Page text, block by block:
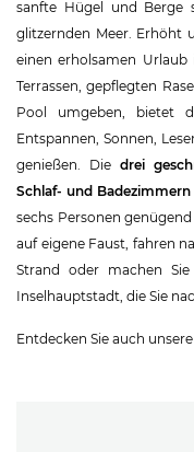
sanfte Hügel und Berge
glitzernden Meer. Erhöht
einen erholsamen
Terrassen, gepflegten
Pool umgeben, bietet
Entspannen, Sonnen,
genießen. Die drei
Schlaf- und Badezimmern
sechs Personen
auf eigene Faust, fahren
Strand oder machen
Inselhauptstadt, die Sie
Entdecken Sie auch unsere